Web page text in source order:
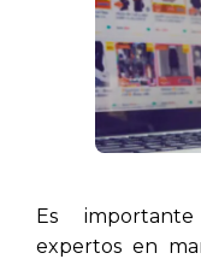
Es
expertos en